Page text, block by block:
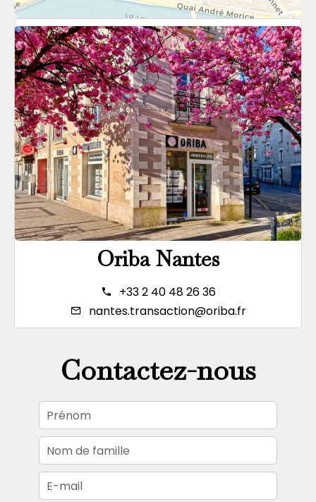
Oriba Nantes
+33 2 40 48 26 36
nantes.transaction@oriba.fr
Contactez-nous